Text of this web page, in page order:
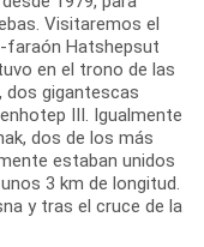
Visitaremos el
faraón Hatshepsut
en el trono de las
dos gigantescas
III. Igualmente
dos de los más
estaban unidos
3 km de longitud.
y tras el cruce de la